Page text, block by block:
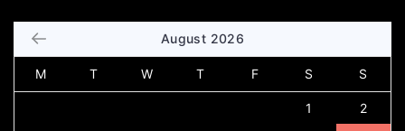
August 2026
M T W T F S S
1 2